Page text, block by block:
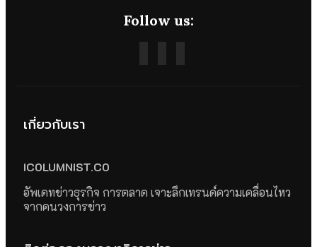
Follow us:
เกี่ยวกับเรา
ICOLUMNIST.CO
อัพเดทข่าวธุรกิจ การตลาด เจาะลึกเทรนด์ความเคลื่อนไหว
จากคนวงการข่าว